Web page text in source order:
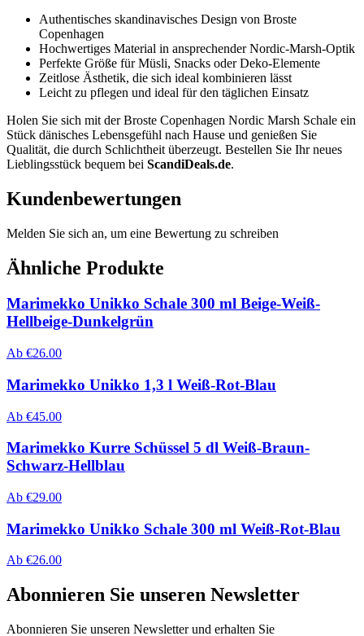
Authentisches skandinavisches Design von Broste
Copenhagen
Hochwertiges Material in ansprechender Nordic-Marsh-Optik
Perfekte Größe für Müsli, Snacks oder Deko-Elemente
Zeitlose Ästhetik, die sich ideal kombinieren lässt
Leicht zu pflegen und ideal für den täglichen Einsatz
Holen Sie sich mit der Broste Copenhagen Nordic Marsh Schale ein
Stück dänisches Lebensgefühl nach Hause und genießen Sie
Qualität, die durch Schlichtheit überzeugt. Bestellen Sie Ihr neues
Lieblingsstück bequem bei ScandiDeals.de.
Kundenbewertungen
Melden Sie sich an, um eine Bewertung zu schreiben
Ähnliche Produkte
Marimekko Unikko Schale 300 ml Beige-Weiß-
Hellbeige-Dunkelgrün
Ab €26.00
Marimekko Unikko 1,3 l Weiß-Rot-Blau
Ab €45.00
Marimekko Kurre Schüssel 5 dl Weiß-Braun-
Schwarz-Hellblau
Ab €29.00
Marimekko Unikko Schale 300 ml Weiß-Rot-Blau
Ab €26.00
Abonnieren Sie unseren Newsletter
Abonnieren Sie unseren Newsletter und erhalten Sie